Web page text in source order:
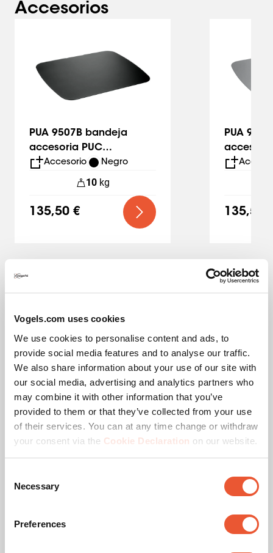
Vogels.com uses cookies
We use cookies to personalise content and ads, to
provide social media features and to analyse our traffic.
We also share information about your use of our site with
our social media, advertising and analytics partners who
may combine it with other information that you’ve
provided to them or that they’ve collected from your use
of their services. You can at any time change or withdraw
your consent via the Cookie Declaration on our website.
Selection
Necessary
Preferences
Accesorios
PUA 9507B bandeja
accesoria PUC
24xx/25xx/27xx
Accesorio Negro
10 kg
135,50 €
PUA
24xx/
135,50
Especificaciones
Caja individual EAN 8712285344466
Product Line Connect-it
Categoría de productos Tubo redondo